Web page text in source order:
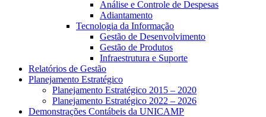
Análise e Controle de Despesas
Adiantamento
Tecnologia da Informação
Gestão de Desenvolvimento
Gestão de Produtos
Infraestrutura e Suporte
Relatórios de Gestão
Planejamento Estratégico
Planejamento Estratégico 2015 – 2020
Planejamento Estratégico 2022 – 2026
Demonstrações Contábeis da UNICAMP